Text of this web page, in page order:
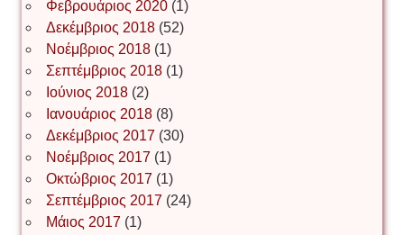
Іван Наконечний
Інга Короткевич
Ірина Ключковська
Φεβρουάριος 2020(1)
Δεκέμβριος 2018(52)
Νοέμβριος 2018(1)
Σεπτέμβριος 2018(1)
Ιούνιος 2018(2)
Ιανουάριος 2018(8)
Δεκέμβριος 2017 (30)
Νοέμβριος 2017 (1)
Οκτώβριος 2017 (1)
Σεπτέμβριος 2017 (24)
Μάιος 2017 (1)